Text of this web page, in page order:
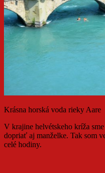
Krásna horská voda rieky Aare
V krajine helvétskeho kríža
dopriať aj manželke. Tak som
celé hodiny.